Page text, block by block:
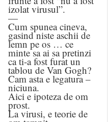
izolat virusul”.
—
Cum spunea cineva,
gasind niste aschii de
lemn pe os … ce
minte sa ai sa pretinzi
ca ti-a fost furat un
tablou de Van Gogh?
Cam asta e legatura –
niciuna.
Aici e ipoteza de om
prost.
La virusi, e teorie de